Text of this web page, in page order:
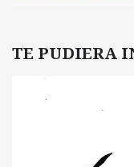
TE PUDIERA